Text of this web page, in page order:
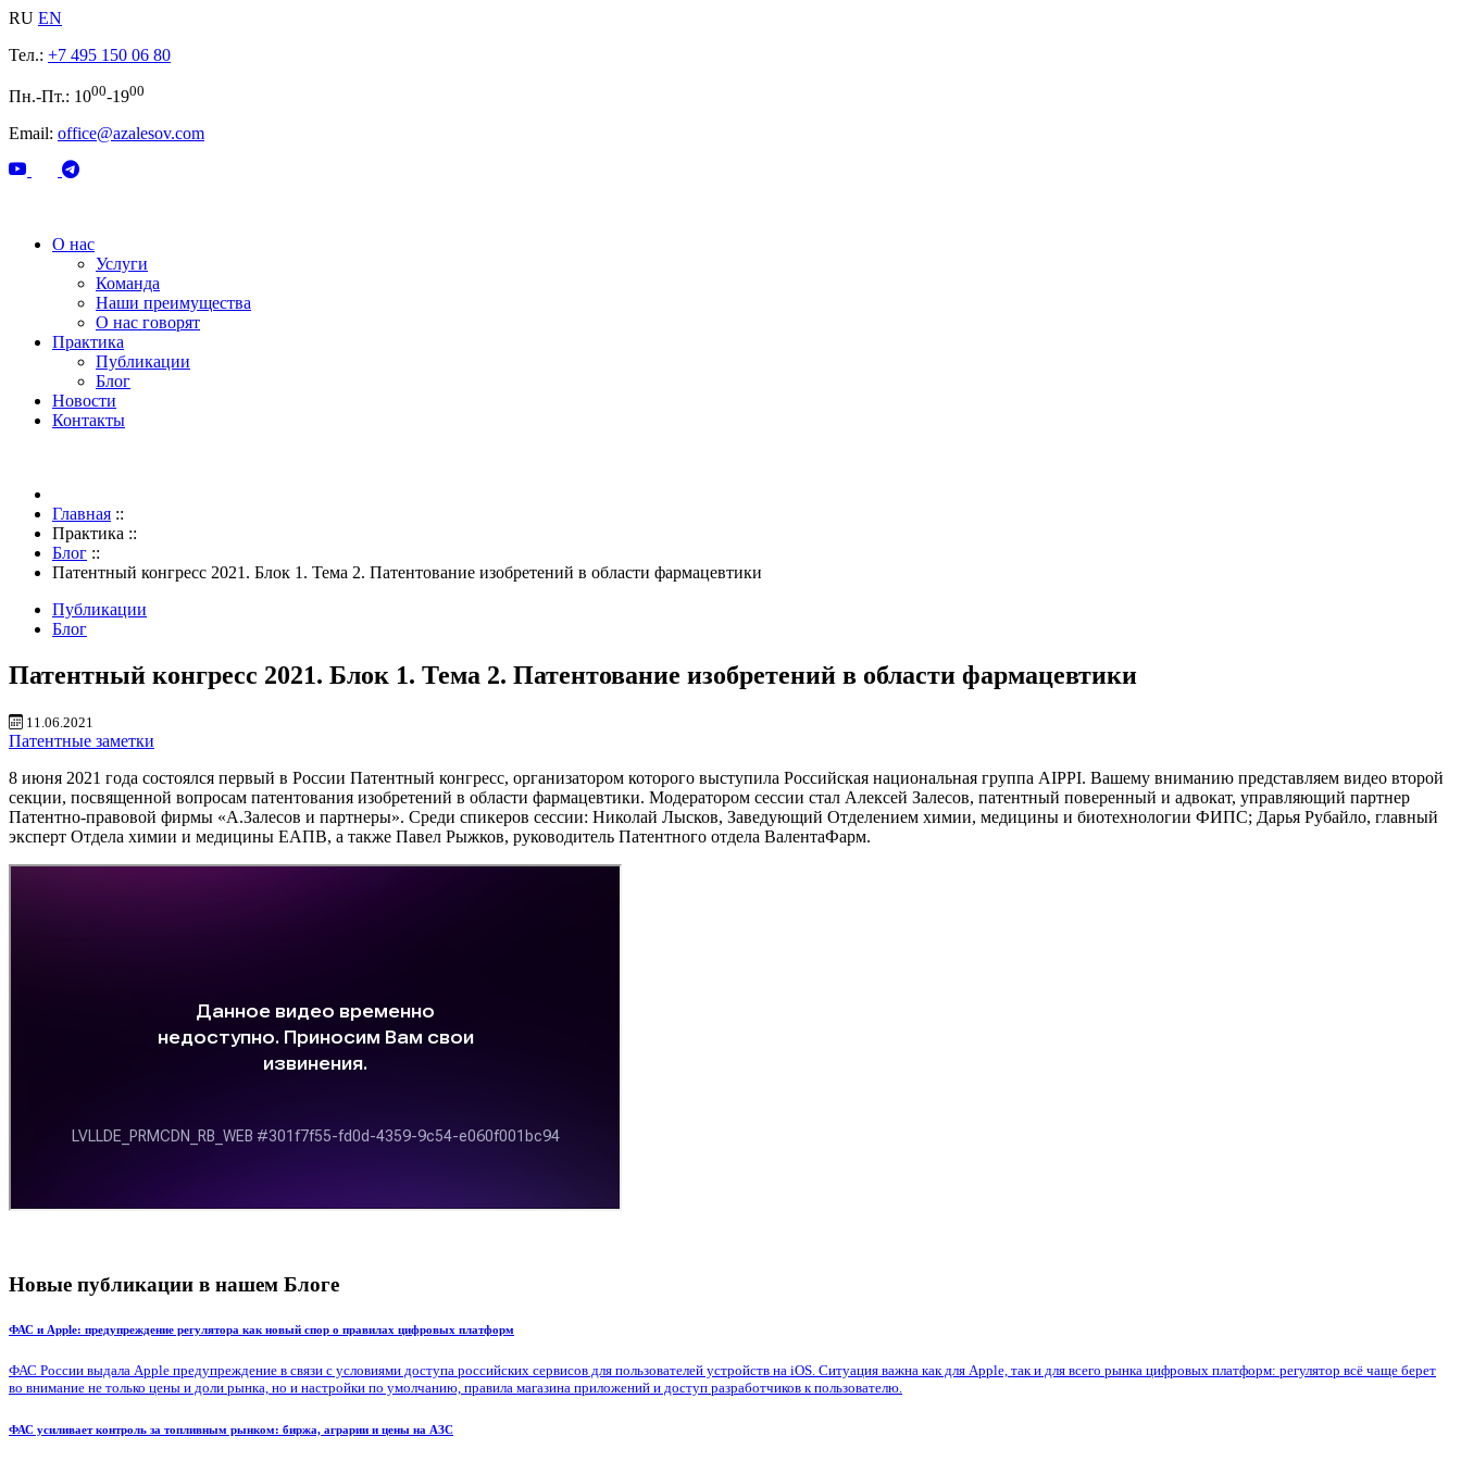
RU EN
Тел.: +7 495 150 06 80
Пн.-Пт.: 1000-1900
Email: office@azalesov.com
О нас
Услуги
Команда
Наши преимущества
О нас говорят
Практика
Публикации
Блог
Новости
Контакты
Главная ::
Практика ::
Блог ::
Патентный конгресс 2021. Блок 1. Тема 2. Патентование изобретений в области фармацевтики
Публикации
Блог
Патентный конгресс 2021. Блок 1. Тема 2. Патентование изобретений в области фармацевтики
11.06.2021
Патентные заметки
8 июня 2021 года состоялся первый в России Патентный конгресс, организатором которого выступила Российская национальная группа AIPPI. Вашему вниманию представляем видео второй
секции, посвященной вопросам патентования изобретений в области фармацевтики. Модератором сессии стал Алексей Залесов, патентный поверенный и адвокат, управляющий партнер
Патентно-правовой фирмы «А.Залесов и партнеры». Среди спикеров сессии: Николай Лысков, Заведующий Отделением химии, медицины и биотехнологии ФИПС; Дарья Рубайло, главный
эксперт Отдела химии и медицины ЕАПВ, а также Павел Рыжков, руководитель Патентного отдела ВалентаФарм.
Новые публикации в нашем Блоге
ФАС и Apple: предупреждение регулятора как новый спор о правилах цифровых платформ
ФАС России выдала Apple предупреждение в связи с условиями доступа российских сервисов для пользователей устройств на iOS. Ситуация важна как для Apple, так и для всего рынка цифровых платформ: регулятор всё чаще берет
во внимание не только цены и доли рынка, но и настройки по умолчанию, правила магазина приложений и доступ разработчиков к пользователю.
ФАС усиливает контроль за топливным рынком: биржа, аграрии и цены на АЗС